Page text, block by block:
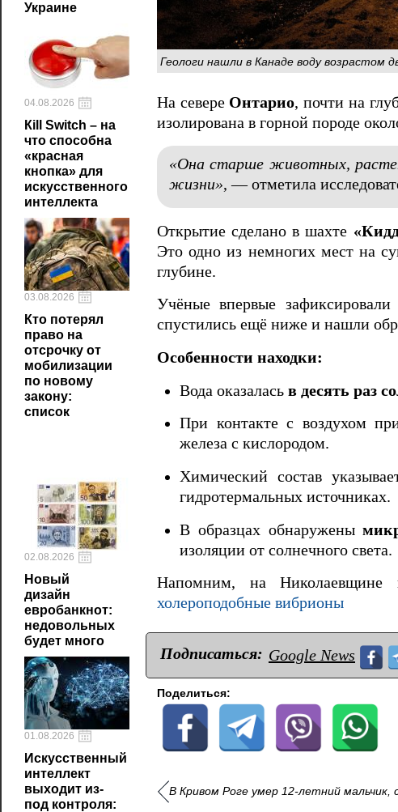
Украине
04.08.2026
Кill Switch – на
что способна
«красная
кнопка» для
искусственного
интеллекта
03.08.2026
Кто потерял
право на
отсрочку от
мобилизации
по новому
закону:
список
02.08.2026
Новый
дизайн
евробанкнот:
недовольных
будет много
01.08.2026
Искусственный
интеллект
выходит из-
под контроля:
Геологи нашли в Канаде воду возрастом
На севере Онтарио, почти на
изолирована в горной породе
«Она старше животных,
жизни», — отметила
Открытие сделано в шахте
Это одно из немногих мест на
глубине.
Учёные впервые
спустились ещё ниже и нашли
Особенности находки:
Вода оказалась в десять раз
При контакте с воздухом
железа с кислородом.
Химический состав
гидротермальных источниках.
В образцах обнаружены
изоляции от солнечного света.
Напомним, на Николаевщине
холероподобные вибрионы
Подписаться: Google News
Поделиться:
В Кривом Роге умер 12‑летний мальчик,